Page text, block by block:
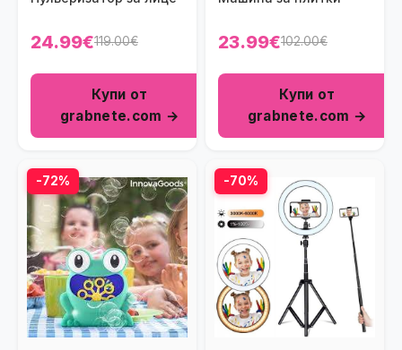
24.99€119.00€
Купи от
grabnete.com →
23.99€102.00€
Купи от
grabnete.com →
-72% -70%